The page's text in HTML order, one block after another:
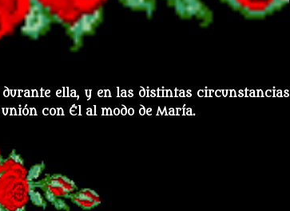
ella, y en las distintas circunstancias
con Él al modo de María.